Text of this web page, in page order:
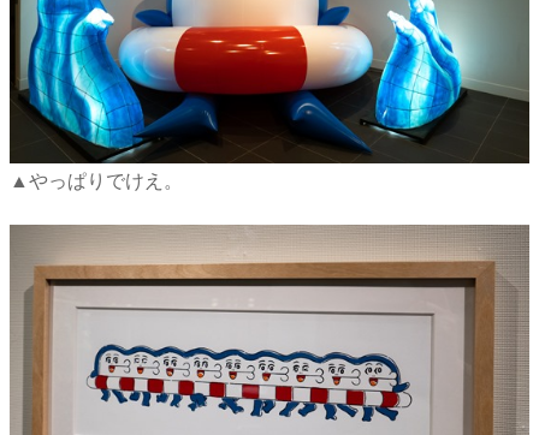
▲やっぱりでけえ。